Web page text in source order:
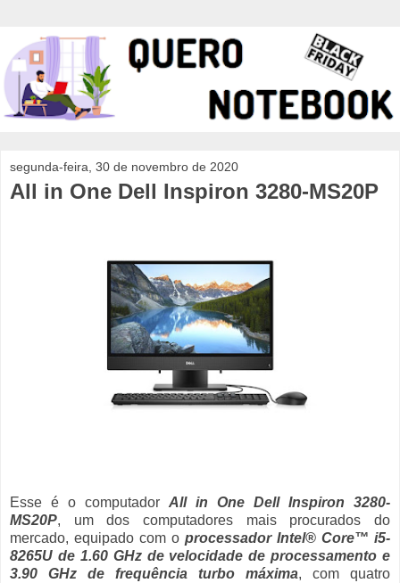
segunda-feira, 30 de novembro de 2020
All in One Dell Inspiron 3280-MS20P
Esse é o computador All in One Dell Inspiron 3280-
MS20P, um dos computadores mais procurados do
mercado, equipado com o processador Intel® Core™ i5-
8265U de 1.60 GHz de velocidade de processamento e
3.90 GHz de frequência turbo máxima, com quatro